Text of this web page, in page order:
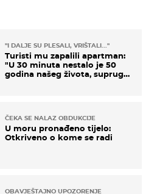
"I DALJE SU PLESALI, VRIŠTALI..."
Turisti mu zapalili apartman:
"U 30 minuta nestalo je 50
godina našeg života, supruga
ČEKA SE NALAZ OBDUKCIJE
U moru pronađeno tijelo:
Otkriveno o kome se radi
OBAVJEŠTAJNO UPOZORENJE